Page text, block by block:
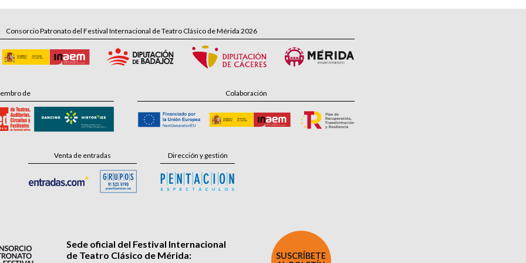
Consorcio Patronato del Festival Internacional de Teatro Clásico de Mérida 2026
de Colaboración
Venta de entradas Dirección y gestión
Sede oficial del Festival Internacional
de Teatro Clásico de Mérida:
SUSCRÍBETE